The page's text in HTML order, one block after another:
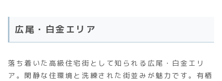
広尾・白金エリア
落ち着いた高級住宅街として知られる広尾・白金エリ
ア。閑静な住環境と洗練された街並みが魅力です。有栖